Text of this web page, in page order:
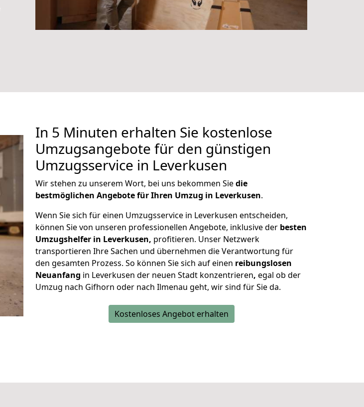
In 5 Minuten erhalten Sie kostenlose
Umzugsangebote für den günstigen
Umzugsservice in Leverkusen
Wir stehen zu unserem Wort, bei uns bekommen Siedie
bestmöglichen Angebote für Ihren Umzug in Leverkusen.
Wenn Sie sich für einen Umzugsservice in Leverkusen entscheiden,
können Sie von unseren professionellen Angebote, inklusive der besten
Umzugshelfer in Leverkusen, profitieren. Unser Netzwerk
transportieren Ihre Sachen und übernehmen die Verantwortung für
den gesamten Prozess. So können Sie sich auf einen reibungslosen
Neuanfang in Leverkusen der neuen Stadt konzentrieren, egal ob der
Umzug nach Gifhorn oder nach Ilmenau geht, wir sind für Sie da.
Kostenloses Angebot erhalten